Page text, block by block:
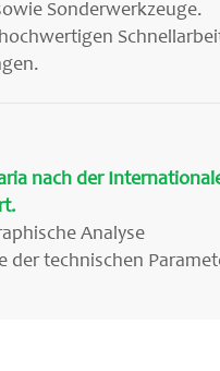
Sonderwerkzeuge.
nach der
Analyse
der technischen